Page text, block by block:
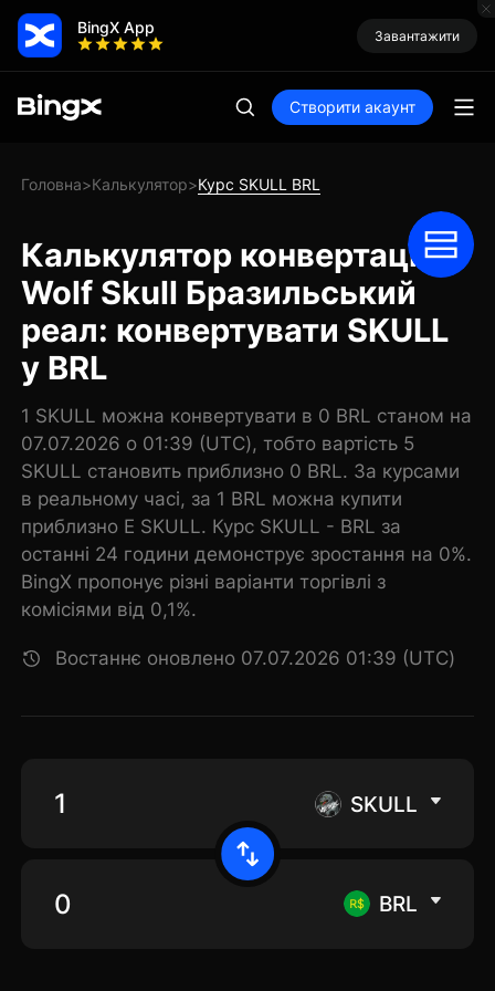
BingX App Завантажити
Створити акаунт
Головна>Калькулятор>Курс SKULL BRL
Калькулятор конвертації
Wolf Skull Бразильський
реал: конвертувати SKULL
у BRL
1 SKULL можна конвертувати в 0 BRL станом на
07.07.2026 о 01:39 (UTC), тобто вартість 5
SKULL становить приблизно 0 BRL. За курсами
в реальному часі, за 1 BRL можна купити
приблизно E SKULL. Курс SKULL - BRL за
останні 24 години демонструє зростання на 0%.
BingX пропонує різні варіанти торгівлі з
комісіями від 0,1%.
Востаннє оновлено 07.07.2026 01:39 (UTC)
SKULL
BRL